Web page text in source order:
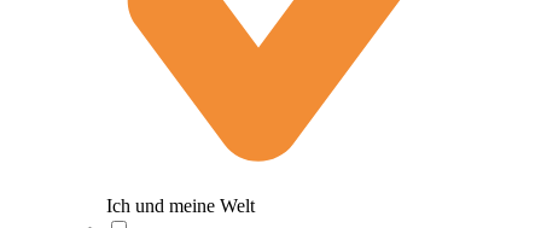
Ich und meine Welt